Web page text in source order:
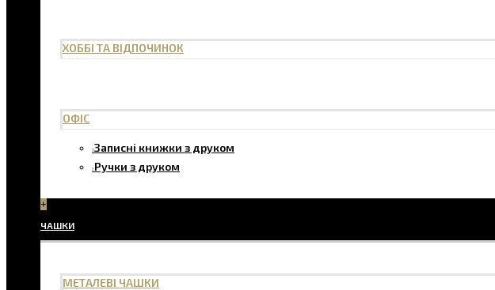
ХОББІ ТА ВІДПОЧИНОК
ОФІС
Записні книжки з друком
Ручки з друком
+
ЧАШКИ
МЕТАЛЕВІ ЧАШКИ